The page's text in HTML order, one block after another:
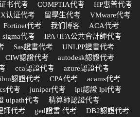
书代考 COMPTIA代考
HP惠普代考
认证代考 留學生代考
VMware代考
Fortinet代考 我们博客
ACA代考
sigma代考
IPA+IFA公共會計師代考
Sas證書代考
UNLPP證書代考
CIW認證代考
autodesk認證代考
cca認證代考
azure認證代考
ibm認證代考 CPA代考
acams代考
代考 juniper代考
lpi認證 lpi代考
uipath代考
精算師認證代考
師代考
ged證書 代考
DB2認證代考